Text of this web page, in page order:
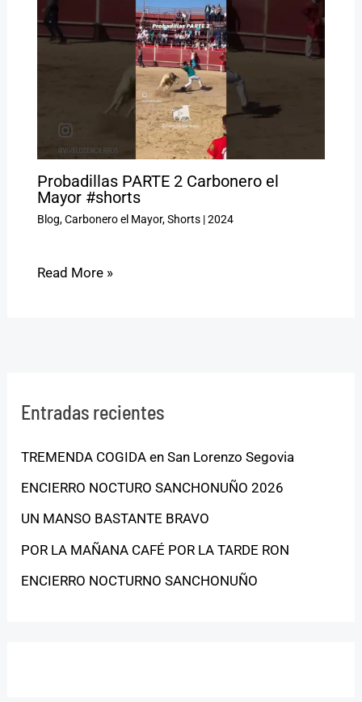
Probadillas PARTE 2 Carbonero el
Mayor #shorts
Blog,Carbonero el Mayor,Shorts|2024
Read More »
Entradas recientes
TREMENDA COGIDA en San Lorenzo Segovia
ENCIERRO NOCTURO SANCHONUÑO 2026
UN MANSO BASTANTE BRAVO
POR LA MAÑANA CAFÉ POR LA TARDE RON
ENCIERRO NOCTURNO SANCHONUÑO